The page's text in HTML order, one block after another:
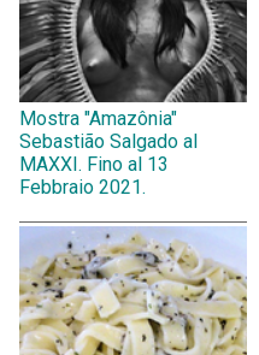
Mostra "Amazônia"
Sebastião Salgado al
MAXXI. Fino al 13
Febbraio 2021.